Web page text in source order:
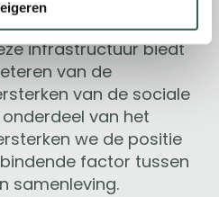
onderstrepen. Het nú
infrastructuur biedt
van de
van de sociale
van het
we de positie
factor tussen
samenleving.